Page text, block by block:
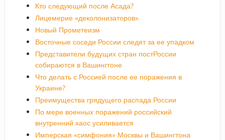
Кто следующий после Асада?
Лицемерие «деколонизаторов»
Новый Прометеизм
Восточные соседи России следят за ее упадком
Представители будущих стран постРоссии
собираются в Вашингтоне
Что делать с Россией после ее поражения в
Украине?
Преимущества грядущего распада России
По мере военных поражений российский
внутренний хаос усиливается
Имперская «симфония» Москвы и Вашингтона